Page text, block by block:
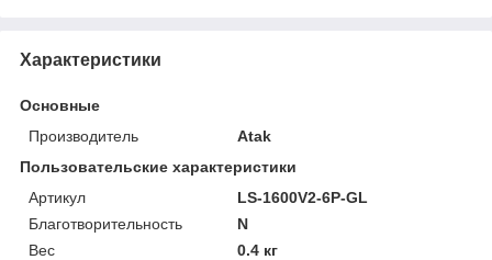
Характеристики
Основные
Производитель
Atak
Пользовательские характеристики
Артикул
LS-1600V2-6P-GL
Благотворительность
N
Вес
0.4 кг